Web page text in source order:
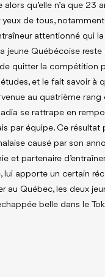
alors qu’elle n’a que 23
yeux de tous,
attentionné qui
jeune Québécoise
quitter la compétition
et le fait savoir à
au quatrième
se rattrape en
par équipe. Ce résultat
causé par son
et partenaire
lui apporte un certain
au Québec, les deux
belle dans le